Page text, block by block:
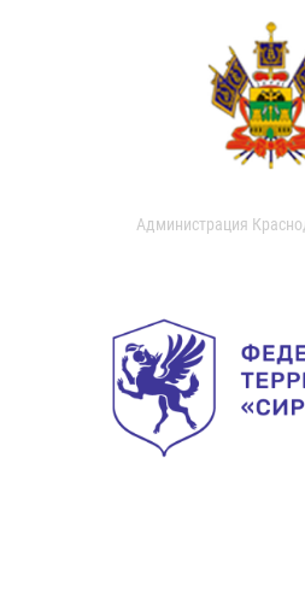
Администрация